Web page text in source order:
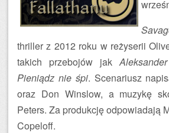
thriller z 2012 roku w reżyserii
takich przebojów jakAleksander
Pieniądz nie śpi. Scenariusz
oraz Don Winslow, a muzykę
Peters. Za produkcję odpowiadają
Copeloff.